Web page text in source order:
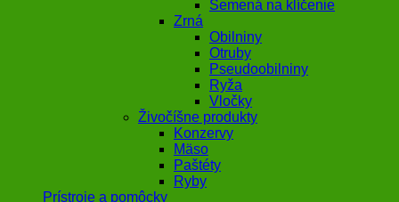
Semená na klíčenie
Zrná
Obilniny
Otruby
Pseudoobilniny
Ryža
Vločky
Živočíšne produkty
Konzervy
Mäso
Paštéty
Ryby
Prístroje a pomôcky